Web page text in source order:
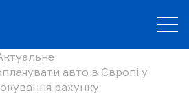
авто в Європі у
рахунку